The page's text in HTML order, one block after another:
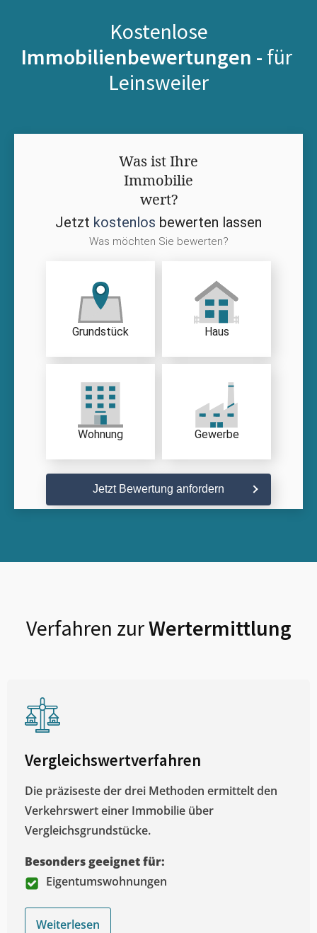
Kostenlose
Immobilienbewertungen - für
Leinsweiler
Was ist Ihre
Immobilie
wert?
Jetzt kostenlos bewerten lassen
Was möchten Sie bewerten?
Grundstück Haus
Wohnung Gewerbe
Jetzt Bewertung anfordern
Verfahren zurWertermittlung
Vergleichswertverfahren
Die präziseste der drei Methoden ermittelt den
Verkehrswert einer Immobilie über
Vergleichsgrundstücke.
Besonders geeignet für:
Eigentumswohnungen
Weiterlesen